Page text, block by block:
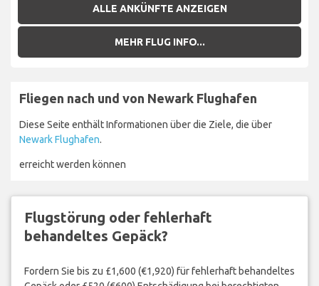
ALLE ANKÜNFTE ANZEIGEN
MEHR FLUG INFO...
Fliegen nach und von Newark Flughafen
Diese Seite enthält Informationen über die Ziele, die über
Newark Flughafen.
erreicht werden können
Flugstörung oder fehlerhaft
behandeltes Gepäck?
Fordern Sie bis zu £1,600 (€1,920) für fehlerhaft behandeltes